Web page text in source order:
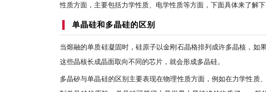
性质方面，主要包括力学性质、电学性质等方面，下面具体来了解下
单晶硅和多晶硅的区别
当熔融的单质硅凝固时，硅原子以金刚石晶格排列成许多晶核，如
这些晶核长成晶面取向不同的芯片，就会形成多晶硅。
多晶矽与单晶硅的区别主要表现在物理性质方面，例如在力学性质